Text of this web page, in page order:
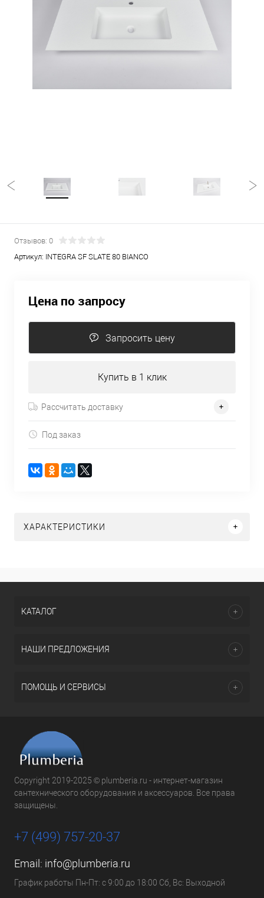
Отзывов: 0
Артикул: INTEGRA SF SLATE 80 BIANCO
Цена по запросу
Запросить цену
Купить в 1 клик
Рассчитать доставку
Под заказ
ХАРАКТЕРИСТИКИ
КАТАЛОГ
НАШИ ПРЕДЛОЖЕНИЯ
ПОМОЩЬ И СЕРВИСЫ
Copyright 2019-2025 © plumberia.ru - интернет-магазин
сантехнического оборудования и аксессуаров. Все права
защищены.
+7 (499) 757-20-37
Email: info@plumberia.ru
График работы Пн-Пт: с 9:00 до 18:00 Сб, Вс: Выходной